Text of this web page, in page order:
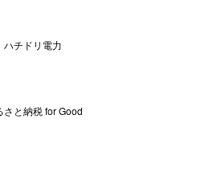
ハチドリ電力
さと納税 for Good